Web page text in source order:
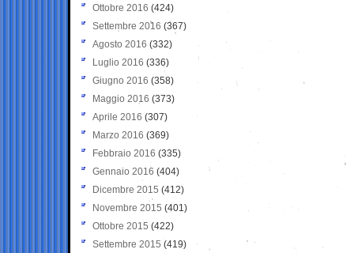
Ottobre 2016 (424)
Settembre 2016 (367)
Agosto 2016 (332)
Luglio 2016 (336)
Giugno 2016 (358)
Maggio 2016 (373)
Aprile 2016 (307)
Marzo 2016 (369)
Febbraio 2016 (335)
Gennaio 2016 (404)
Dicembre 2015 (412)
Novembre 2015 (401)
Ottobre 2015 (422)
Settembre 2015 (419)